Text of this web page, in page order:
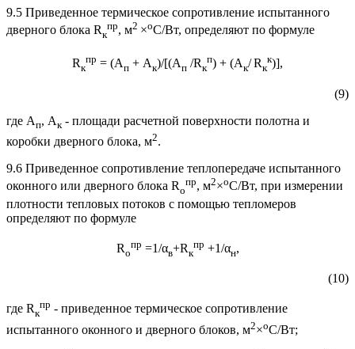
9.5 Приведенное термическое сопротивление испытанного
дверного блока Rк
пр, м2 ×оС/Вт, определяют по формуле
Rк
пр = (Ап + Ак)/[(Ап /Rк
п) + (Ак/Rк
к)],
(9)
где Ап, Ак - площади расчетной поверхности полотна и
коробки дверного блока, м2.
9.6 Приведенное сопротивление теплопередаче испытанного
оконного или дверного блока Rо
пр, м2×оС/Вт, при измерении
плотности тепловых потоков с помощью тепломеров
определяют по формуле
Rо
пр =1/αв+Rк
пр +1/αн,
(10)
где Rк
пр - приведенное термическое сопротивление
испытанного оконного и дверного блоков, м2×оС/Вт;